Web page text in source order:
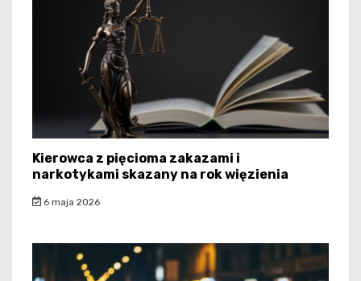
Kierowca z pięcioma zakazami i
narkotykami skazany na rok więzienia
6 maja 2026